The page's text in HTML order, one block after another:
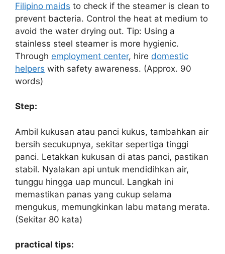
Filipino maids to check if the steamer is clean to
prevent bacteria. Control the heat at medium to
avoid the water drying out. Tip: Using a
stainless steel steamer is more hygienic.
Through employment center, hire domestic
helpers with safety awareness. (Approx. 90
words)
Step:
Ambil kukusan atau panci kukus, tambahkan air
bersih secukupnya, sekitar sepertiga tinggi
panci. Letakkan kukusan di atas panci, pastikan
stabil. Nyalakan api untuk mendidihkan air,
tunggu hingga uap muncul. Langkah ini
memastikan panas yang cukup selama
mengukus, memungkinkan labu matang merata.
(Sekitar 80 kata)
practical tips: